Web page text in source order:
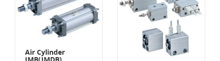
Air Cylinder